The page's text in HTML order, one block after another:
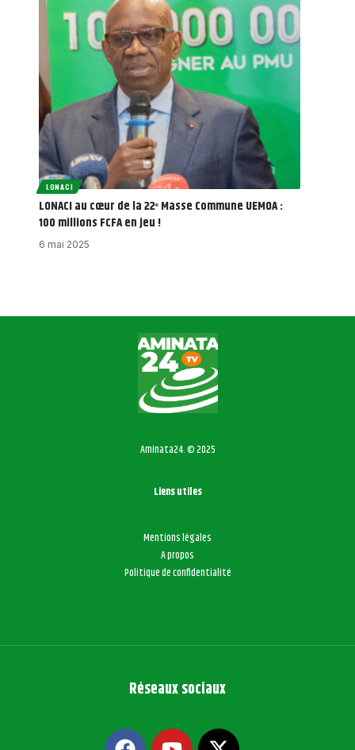
LONACI
LONACI au cœur de la 22ᵉ Masse Commune UEMOA :
100 millions FCFA en jeu !
6 mai 2025
Réseaux sociaux
Aminata24. © 2025
Liens utiles
Mentions légales
A propos
Politique de confidentialité